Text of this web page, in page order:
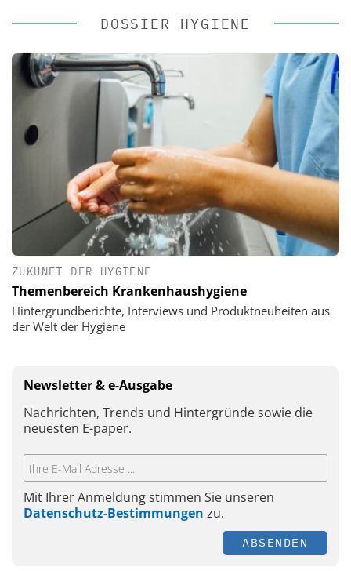
DOSSIER HYGIENE
ZUKUNFT DER HYGIENE
Themenbereich Krankenhaushygiene
Hintergrundberichte, Interviews und Produktneuheiten aus
der Welt der Hygiene
Newsletter & e-Ausgabe
Nachrichten, Trends und Hintergründe sowie die
neuesten E-paper.
Mit Ihrer Anmeldung stimmen Sie unseren
Datenschutz-Bestimmungen zu.
ABSENDEN